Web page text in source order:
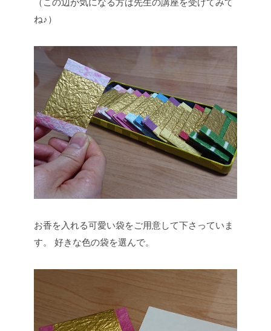
（この辺が気になる方は先生の講座を受けてみて
ね♪）
お香を入れる可愛い袋をご用意して下さっていま
す。
好きな色の袋を選んで。